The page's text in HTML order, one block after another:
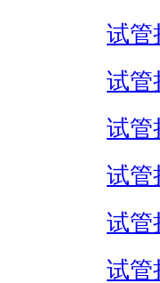
试管
试管
试管
试管
试管
试管